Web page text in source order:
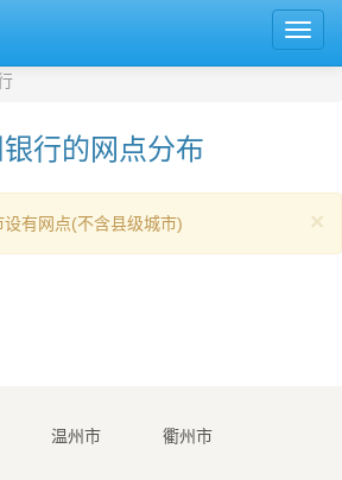
行的网点分布
×
设有网点(不含县级城市)
温州市
衢州市